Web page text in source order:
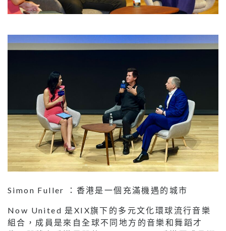
Simon Fuller ：香港是一個充滿機遇的城市
Now United 是XIX旗下的多元文化環球流行音樂
組合，成員是來自全球不同地方的音樂和舞蹈才